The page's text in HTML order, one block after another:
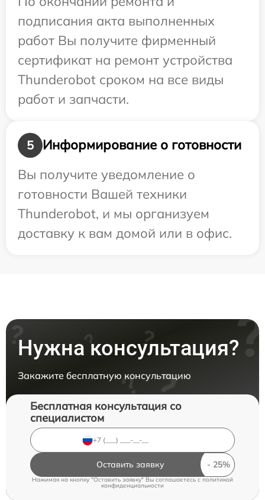
подписания акта выполненных
работ Вы получите фирменный
сертификат на ремонт устройства
Thunderobot сроком на все виды
работ и запчасти.
5
Информирование о готовности
Вы получите уведомление о
готовности Вашей техники
Thunderobot, и мы организуем
доставку к вам домой или в офис.
Нужна консультация?
Закажите бесплатную консультацию
Бесплатная консультация со
специалистом
Оставить заявку
Нажимая на кнопку "Оставить заявку" Вы соглашаетесь cполитикой
конфиденциальности